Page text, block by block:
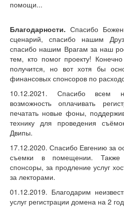
помощи...
Благодарности.Спасибо
сценарий, спасибо нашим
спасибо нашим Врагам за наш
тем, кто помог проекту!
получится, но вот хотя бы
финансовых спонсоров по
10.12.2021. Спасибо всем
возможность оплачивать
печатать новые фоны,
технику для проведения
Двипы.
17.12.2020. Спасибо Евгению за
съемки в помещении. Также
спонсоры, за продление услуг
за лекторами.
01.12.2019. Благодарим
услуг регистрации домена на 2